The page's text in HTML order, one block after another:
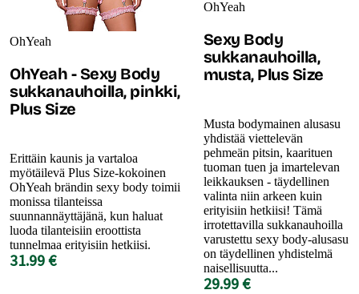
OhYeah
OhYeah - Sexy Body
sukkanauhoilla, pinkki,
Plus Size
Erittäin kaunis ja vartaloa
myötäilevä Plus Size-kokoinen
OhYeah brändin sexy body toimii
monissa tilanteissa
suunnannäyttäjänä, kun haluat
luoda tilanteisiin eroottista
tunnelmaa erityisiin hetkiisi.
31.99 €
OhYeah
Sexy Body
sukkanauhoilla,
musta, Plus Size
Musta bodymainen alusasu
yhdistää viettelevän
pehmeän pitsin, kaarituen
tuoman tuen ja imartelevan
leikkauksen - täydellinen
valinta niin arkeen kuin
erityisiin hetkiisi! Tämä
irrotettavilla sukkanauhoilla
varustettu sexy body-alusasu
on täydellinen yhdistelmä
naisellisuutta...
29.99 €